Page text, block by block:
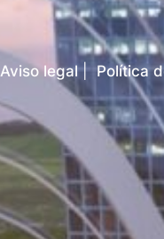
Aviso legal| Política